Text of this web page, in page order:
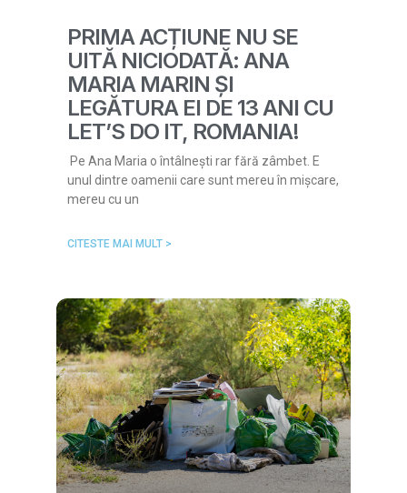
PRIMA ACȚIUNE NU SE
UITĂ NICIODATĂ: ANA
MARIA MARIN ȘI
LEGĂTURA EI DE 13 ANI CU
LET’S DO IT, ROMANIA!
Pe Ana Maria o întâlnești rar fără zâmbet. E
unul dintre oamenii care sunt mereu în mișcare,
mereu cu un
CITESTE MAI MULT >